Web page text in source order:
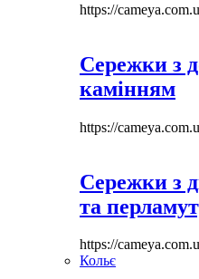
https://
Сережки з
камінням
https://
Сережки з
та
https://
Кольє